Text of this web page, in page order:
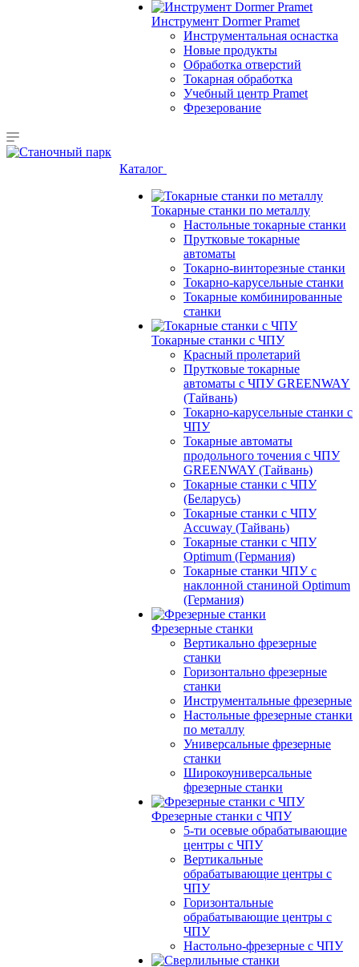
Инструмент Dormer Pramet
Инструментальная оснастка
Новые продукты
Обработка отверстий
Токарная обработка
Учебный центр Pramet
Фрезерование
Каталог
Токарные станки по металлу
Настольные токарные станки
Прутковые токарные
автоматы
Токарно-винторезные станки
Токарно-карусельные станки
Токарные комбинированные
станки
Токарные станки с ЧПУ
Красный пролетарий
Прутковые токарные
автоматы с ЧПУ GREENWAY
(Тайвань)
Токарно-карусельные станки с
ЧПУ
Токарные автоматы
продольного точения с ЧПУ
GREENWAY (Тайвань)
Токарные станки с ЧПУ
(Беларусь)
Токарные станки с ЧПУ
Accuway (Тайвань)
Токарные станки с ЧПУ
Optimum (Германия)
Токарные станки ЧПУ с
наклонной станиной Optimum
(Германия)
Фрезерные станки
Вертикально фрезерные
станки
Горизонтально фрезерные
станки
Инструментальные фрезерные
Настольные фрезерные станки
по металлу
Универсальные фрезерные
станки
Широкоуниверсальные
фрезерные станки
Фрезерные станки с ЧПУ
5-ти осевые обрабатывающие
центры с ЧПУ
Вертикальные
обрабатывающие центры с
ЧПУ
Горизонтальные
обрабатывающие центры с
ЧПУ
Настольно-фрезерные с ЧПУ